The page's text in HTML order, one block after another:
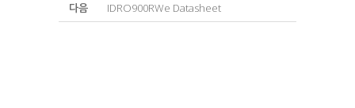
다음 IDRO900RWe Datasheet